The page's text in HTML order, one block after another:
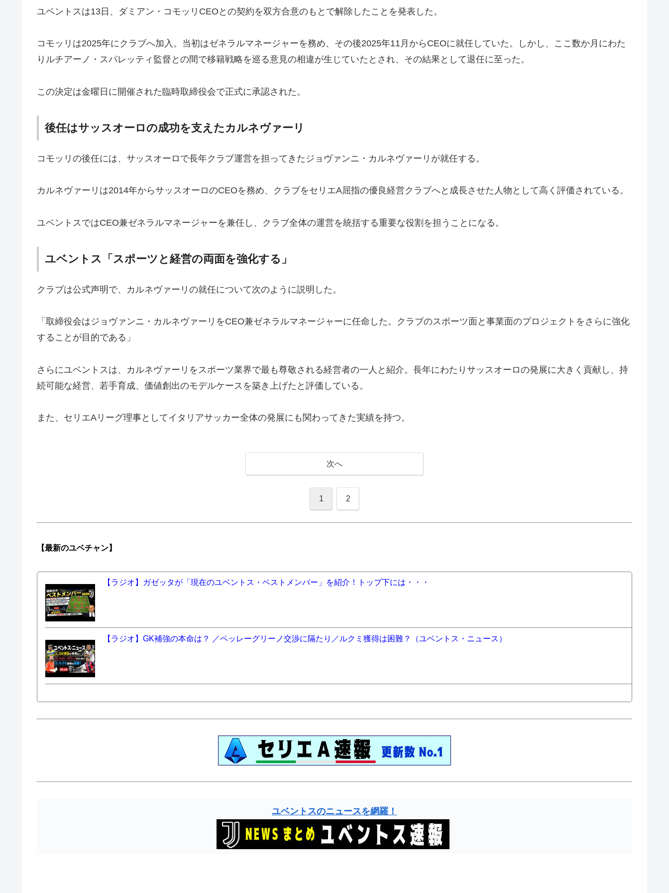
ユベントスは13日、ダミアン・コモッリCEOとの契約を双方合意のもとで解除したことを発表した。
コモッリは2025年にクラブへ加入。当初はゼネラルマネージャーを務め、その後2025年11月からCEOに就任していた。しかし、ここ数か月にわた
りルチアーノ・スパレッティ監督との間で移籍戦略を巡る意見の相違が生じていたとされ、その結果として退任に至った。
この決定は金曜日に開催された臨時取締役会で正式に承認された。
後任はサッスオーロの成功を支えたカルネヴァーリ
コモッリの後任には、サッスオーロで長年クラブ運営を担ってきたジョヴァンニ・カルネヴァーリが就任する。
カルネヴァーリは2014年からサッスオーロのCEOを務め、クラブをセリエA屈指の優良経営クラブへと成長させた人物として高く評価されている。
ユベントスではCEO兼ゼネラルマネージャーを兼任し、クラブ全体の運営を統括する重要な役割を担うことになる。
ユベントス「スポーツと経営の両面を強化する」
クラブは公式声明で、カルネヴァーリの就任について次のように説明した。
「取締役会はジョヴァンニ・カルネヴァーリをCEO兼ゼネラルマネージャーに任命した。クラブのスポーツ面と事業面のプロジェクトをさらに強化
することが目的である」
さらにユベントスは、カルネヴァーリをスポーツ業界で最も尊敬される経営者の一人と紹介。長年にわたりサッスオーロの発展に大きく貢献し、持
続可能な経営、若手育成、価値創出のモデルケースを築き上げたと評価している。
また、セリエAリーグ理事としてイタリアサッカー全体の発展にも関わってきた実績を持つ。
次へ
1 2
【最新のユベチャン】
【ラジオ】ガゼッタが「現在のユベントス・ベストメンバー」を紹介！トップ下には・・・
【ラジオ】GK補強の本命は？ ／ペッレーグリーノ交渉に隔たり／ルクミ獲得は困難？（ユベントス・ニュース）
ユベントスのニュースを網羅！